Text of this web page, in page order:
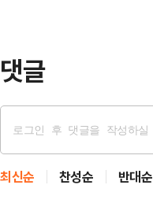
댓글
최신순 찬성순 반대순